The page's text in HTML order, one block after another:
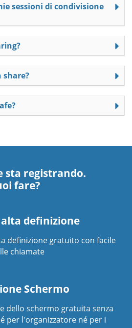
sessioni di condivisione
share?
sta registrando.
fare?
definizione
definizione gratuito con facile
chiamate
Schermo
dello schermo gratuita senza
per l'organizzatore né per i